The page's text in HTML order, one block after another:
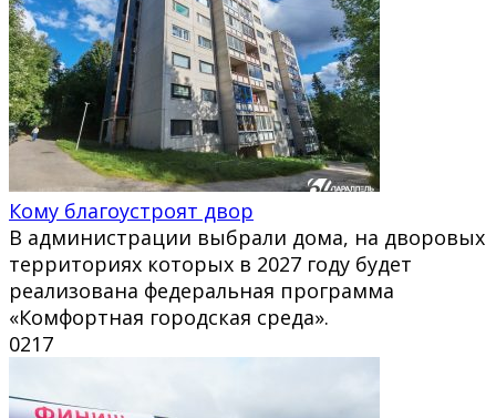
Кому благоустроят двор
В администрации выбрали дома, на дворовых
территориях которых в 2027 году будет
реализована федеральная программа
«Комфортная городская среда».
0217